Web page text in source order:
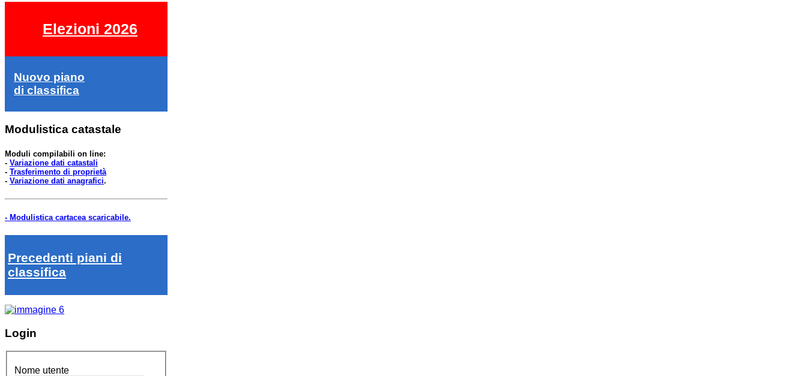
Elezioni 2026
Nuovo piano
di classifica
Modulistica catastale
Moduli compilabili on line:
- Variazione dati catastali
- Trasferimento di proprietà
- Variazione dati anagrafici.
- Modulistica cartacea scaricabile.
Precedenti piani di
classifica
Login
Nome utente